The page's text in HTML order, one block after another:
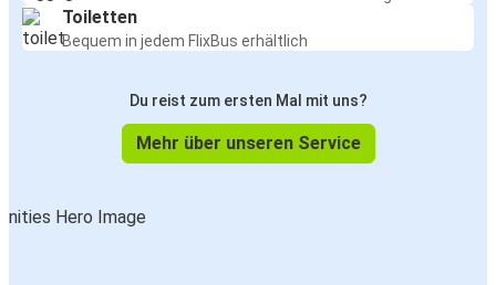
Toiletten
Bequem in jedem FlixBus erhältlich
Du reist zum ersten Mal mit uns?
Mehr über unseren Service